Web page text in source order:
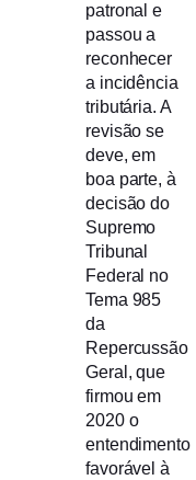
patronal e
passou a
reconhecer
a incidência
tributária. A
revisão se
deve, em
boa parte, à
decisão do
Supremo
Tribunal
Federal no
Tema 985
da
Repercussão
Geral, que
firmou em
2020 o
entendimento
favorável à